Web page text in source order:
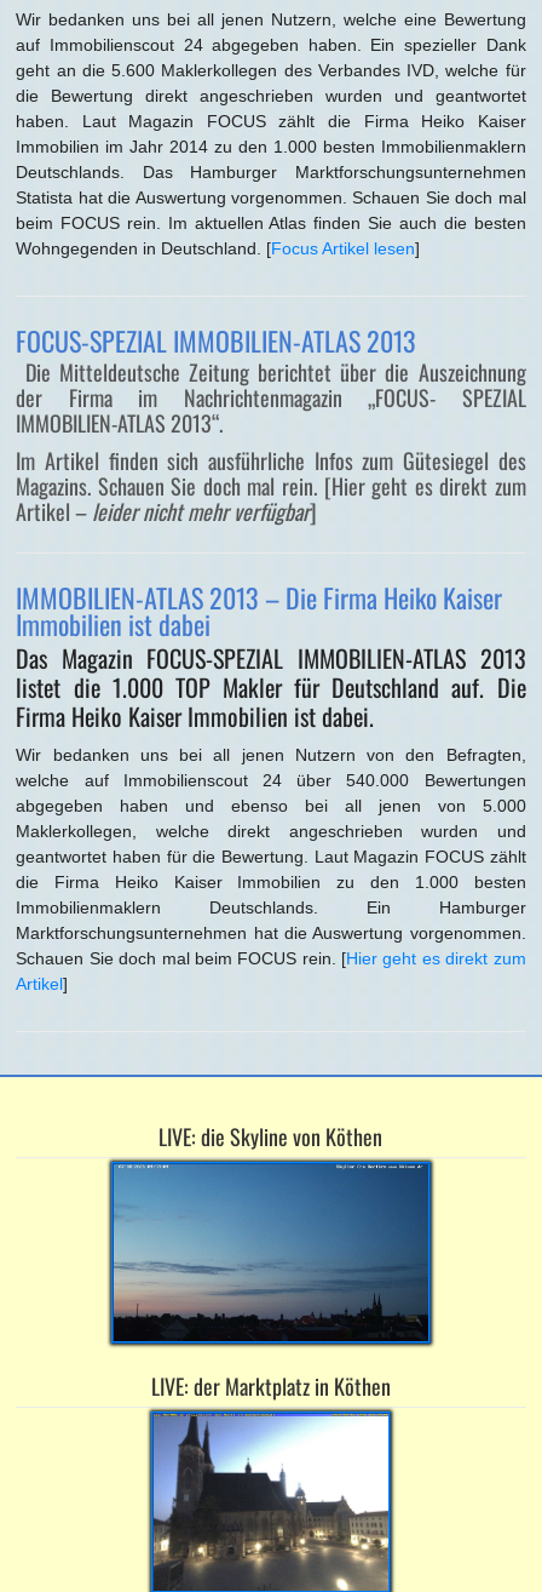
Wir bedanken uns bei all jenen Nutzern, welche eine Bewertung
auf Immobilienscout 24 abgegeben haben. Ein spezieller Dank
geht an die 5.600 Maklerkollegen des Verbandes IVD, welche für
die Bewertung direkt angeschrieben wurden und geantwortet
haben. Laut Magazin FOCUS zählt die Firma Heiko Kaiser
Immobilien im Jahr 2014 zu den 1.000 besten Immobilienmaklern
Deutschlands. Das Hamburger Marktforschungsunternehmen
Statista hat die Auswertung vorgenommen. Schauen Sie doch mal
beim FOCUS rein. Im aktuellen Atlas finden Sie auch die besten
Wohngegenden in Deutschland. [Focus Artikel lesen]
FOCUS-SPEZIAL IMMOBILIEN-ATLAS 2013
Die Mitteldeutsche Zeitung berichtet über die Auszeichnung
der Firma im Nachrichtenmagazin „FOCUS- SPEZIAL
IMMOBILIEN-ATLAS 2013“.
Im Artikel finden sich ausführliche Infos zum Gütesiegel des
Magazins. Schauen Sie doch mal rein. [Hier geht es direkt zum
Artikel –leider nicht mehr verfügbar]
IMMOBILIEN-ATLAS 2013 – Die Firma Heiko Kaiser
Immobilien ist dabei
Das Magazin FOCUS-SPEZIAL IMMOBILIEN-ATLAS 2013
listet die 1.000 TOP Makler für Deutschland auf. Die
Firma Heiko Kaiser Immobilien ist dabei.
Wir bedanken uns bei all jenen Nutzern von den Befragten,
welche auf Immobilienscout 24 über 540.000 Bewertungen
abgegeben haben und ebenso bei all jenen von 5.000
Maklerkollegen, welche direkt angeschrieben wurden und
geantwortet haben für die Bewertung. Laut Magazin FOCUS zählt
die Firma Heiko Kaiser Immobilien zu den 1.000 besten
Immobilienmaklern Deutschlands. Ein Hamburger
Marktforschungsunternehmen hat die Auswertung vorgenommen.
Schauen Sie doch mal beim FOCUS rein. [Hier geht es direkt zum
Artikel]
LIVE: die Skyline von Köthen
LIVE: der Marktplatz in Köthen